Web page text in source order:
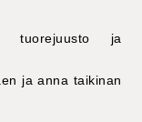
tuorejuusto ja
ja anna taikinan